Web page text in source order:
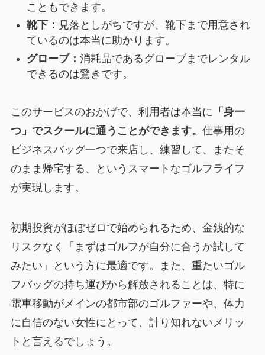
こともできます。
靴下： 見落としがちですが、靴下まで用意され
ているのは本当に助かります。
グローブ： 消耗品であるグローブまでレンタル
できるのは驚きです。
このサービスのおかげで、利用者は本当に 「身一
つ」でスクールに通うことができます。 仕事用の
ビジネスバッグ一つで来店し、練習して、またそ
のまま帰宅する、というスマートなゴルフライフ
が実現します。
初期投資がほぼゼロで始められるため、金銭的な
リスクなく「まずはゴルフが自分に合うか試して
みたい」という方に最適です。また、重たいゴル
フバッグの持ち運びから解放されることは、特に
電車移動がメインの都市部のゴルファーや、体力
に自信のない女性にとって、計り知れないメリッ
トと言えるでしょう。